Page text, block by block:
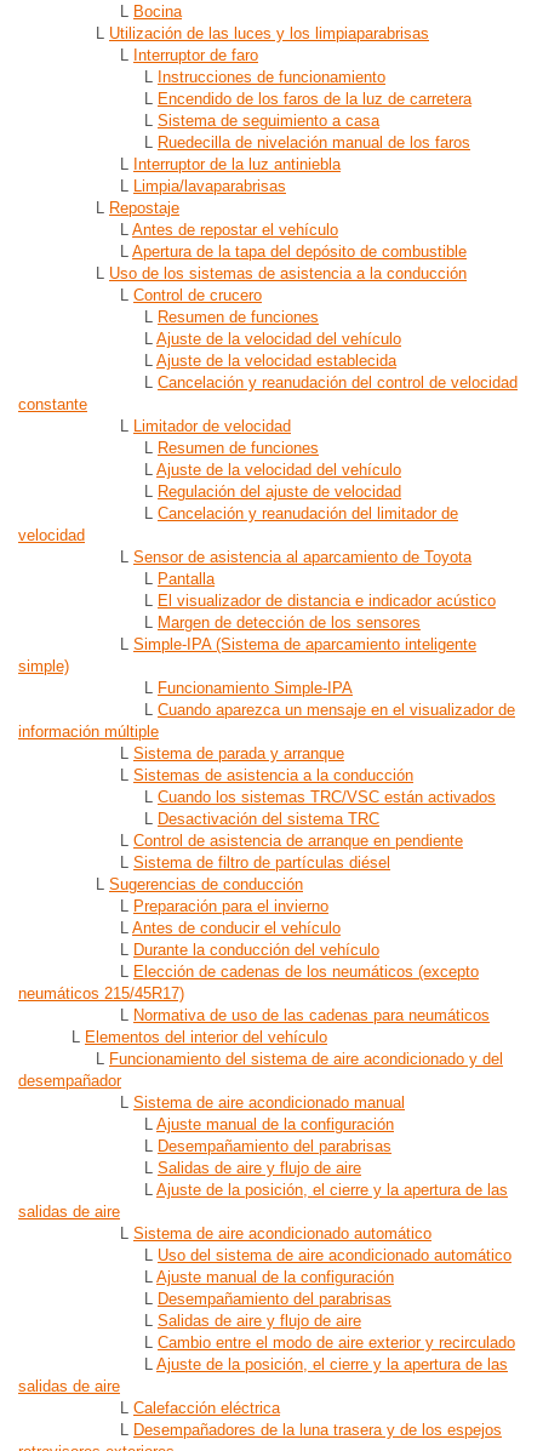
L Bocina
L Utilización de las luces y los limpiaparabrisas
L Interruptor de faro
L Instrucciones de funcionamiento
L Encendido de los faros de la luz de carretera
L Sistema de seguimiento a casa
L Ruedecilla de nivelación manual de los faros
L Interruptor de la luz antiniebla
L Limpia/lavaparabrisas
L Repostaje
L Antes de repostar el vehículo
L Apertura de la tapa del depósito de combustible
L Uso de los sistemas de asistencia a la conducción
L Control de crucero
L Resumen de funciones
L Ajuste de la velocidad del vehículo
L Ajuste de la velocidad establecida
L Cancelación y reanudación del control de velocidad
constante
L Limitador de velocidad
L Resumen de funciones
L Ajuste de la velocidad del vehículo
L Regulación del ajuste de velocidad
L Cancelación y reanudación del limitador de
velocidad
L Sensor de asistencia al aparcamiento de Toyota
L Pantalla
L El visualizador de distancia e indicador acústico
L Margen de detección de los sensores
L Simple-IPA (Sistema de aparcamiento inteligente
simple)
L Funcionamiento Simple-IPA
L Cuando aparezca un mensaje en el visualizador de
información múltiple
L Sistema de parada y arranque
L Sistemas de asistencia a la conducción
L Cuando los sistemas TRC/VSC están activados
L Desactivación del sistema TRC
L Control de asistencia de arranque en pendiente
L Sistema de filtro de partículas diésel
L Sugerencias de conducción
L Preparación para el invierno
L Antes de conducir el vehículo
L Durante la conducción del vehículo
L Elección de cadenas de los neumáticos (excepto
neumáticos 215/45R17)
L Normativa de uso de las cadenas para neumáticos
L Elementos del interior del vehículo
L Funcionamiento del sistema de aire acondicionado y del
desempañador
L Sistema de aire acondicionado manual
L Ajuste manual de la configuración
L Desempañamiento del parabrisas
L Salidas de aire y flujo de aire
L Ajuste de la posición, el cierre y la apertura de las
salidas de aire
L Sistema de aire acondicionado automático
L Uso del sistema de aire acondicionado automático
L Ajuste manual de la configuración
L Desempañamiento del parabrisas
L Salidas de aire y flujo de aire
L Cambio entre el modo de aire exterior y recirculado
L Ajuste de la posición, el cierre y la apertura de las
salidas de aire
L Calefacción eléctrica
L Desempañadores de la luna trasera y de los espejos